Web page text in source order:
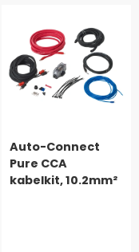
Auto-Connect
Pure CCA
kabelkit, 10.2mm²